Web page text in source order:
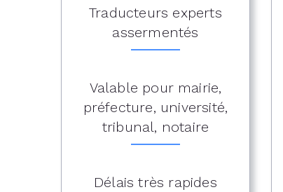
Traducteurs experts
assermentés
Valable pour mairie,
préfecture, université,
tribunal, notaire
Délais très rapides